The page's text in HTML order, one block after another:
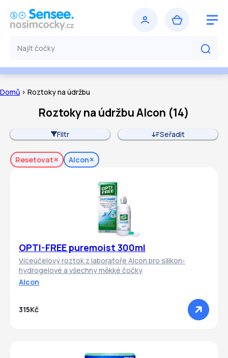
Domů > Roztoky na údržbu
Roztoky na údržbu Alcon (14)
Filtr Seřadit
Resetovat Alcon
OPTI-FREE puremoist 300ml
Víceúčelový roztok z laboratoře Alcon pro silikon-
hydrogelové a všechny měkké čočky
Alcon
315Kč